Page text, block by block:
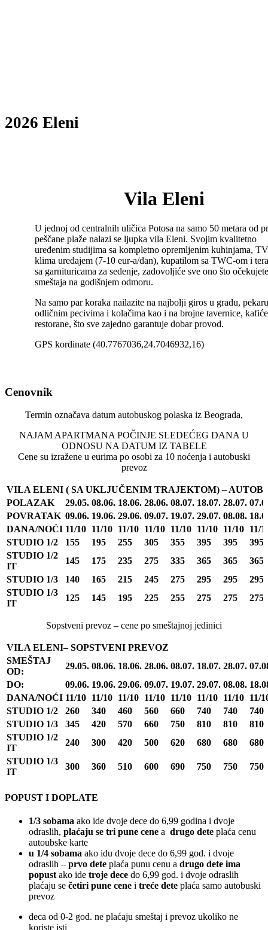
2026 Eleni
Vila Eleni
U jednoj od centralnih uličica Potosa na samo 50 metara od
peščane plaže nalazi se ljupka vila Eleni. Svojim kvalitetno
uređenim studijima sa kompletno opremljenim kuhinjama,
klima uređajem (7-10 eur-a/dan), kupatilom sa TWC-om i
sa garnituricama za sedenje, zadovoljiće sve ono što
smeštaja na godišnjem odmoru.
Na samo par koraka nailazite na najbolji giros u gradu,
odličnim pecivima i kolačima kao i na brojne tavernice,
restorane, što sve zajedno garantuje dobar provod.
GPS kordinate (40.7767036,24.7046932,16)
Cenovnik
Termin označava datum autobuskog polaska iz Beograda,
NAJAM APARTMANA POČINJE SLEDEĆEG DANA U
ODNOSU NA DATUM IZ TABELE
Cene su izražene u eurima po osobi za 10 noćenja i autobuski
prevoz
VILA ELENI ( SA UKLJUČENIM TRAJEKTOM) –
POLAZAK
29.05. 08.06. 18.06. 28.06. 08.07. 18.07. 28.07.
POVRATAK 09.06. 19.06. 29.06. 09.07. 19.07. 29.07. 08.08.
DANA/NOĆI 11/10 11/10 11/10 11/10 11/10 11/10 11/10 11/
STUDIO 1/2
155 195 255 305 355 395 395
395
STUDIO 1/2
IT
145 175 235 275 335 365 365
365
STUDIO 1/3
140 165 215 245 275 295 295
295
STUDIO 1/3
IT
125 145 195 225 255 275 275 275
Sopstveni prevoz – cene po smeštajnoj jedinici
VILA ELENI– SOPSTVENI PREVOZ
SMEŠTAJ
OD:
29.05. 08.06. 18.06. 28.06. 08.07. 18.07. 28.07.
DO:
09.06. 19.06. 29.06. 09.07. 19.07. 29.07. 08.08.
DANA/NOĆI 11/10 11/10 11/10 11/10 11/10 11/10 11/10 11/
STUDIO 1/2
260 340 460 560 660 740 740
740
STUDIO 1/3
345 420 570 660 750 810 810
810
STUDIO 1/2
IT
240 300 420 500 620 680 680
680
STUDIO 1/3
IT
300 360 510 600 690 750 750 750
POPUST I DOPLATE
1/3 sobama ako ide dvoje dece do 6,99 godina i dvoje
odraslih, plaćaju se tri pune cene a drugo dete plaća cenu
autoubske karte
u 1/4 sobama ako idu dvoje dece do 6,99 god. i dvoje
odraslih – prvo dete plaća punu cenu a drugo dete ima
popust ako ide troje dece do 6,99 god. i dvoje odraslih
plaćaju se četiri pune cene i treće dete plaća samo autobuski
prevoz
deca od 0-2 god. ne plaćaju smeštaj i prevoz ukoliko ne
koriste isti